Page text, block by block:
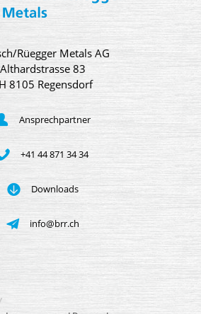
Rüegger Metals AG
Althardstrasse 83
8105 Regensdorf
Ansprechpartner
+41 44 871 34 34
Downloads
info@brr.ch